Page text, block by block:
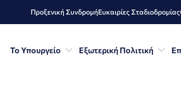
Προξενική ΣυνδρομήΕυκαιρίες Σταδιοδρομίας
Το Υπουργείο Εξωτερική Πολιτική